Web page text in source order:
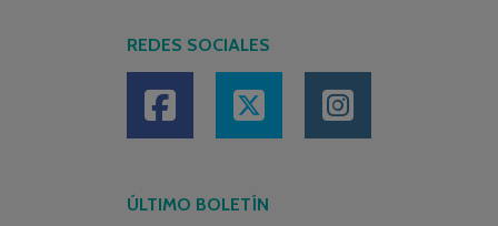
REDES SOCIALES
ÚLTIMO BOLETÍN